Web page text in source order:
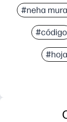
#neha
#código